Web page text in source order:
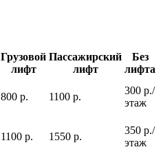
Грузовой
лифт
Пассажирский
лифт
Без
лифта
800 р. 1100 р.
300 р./
этаж
1100 р. 1550 р.
350 р./
этаж